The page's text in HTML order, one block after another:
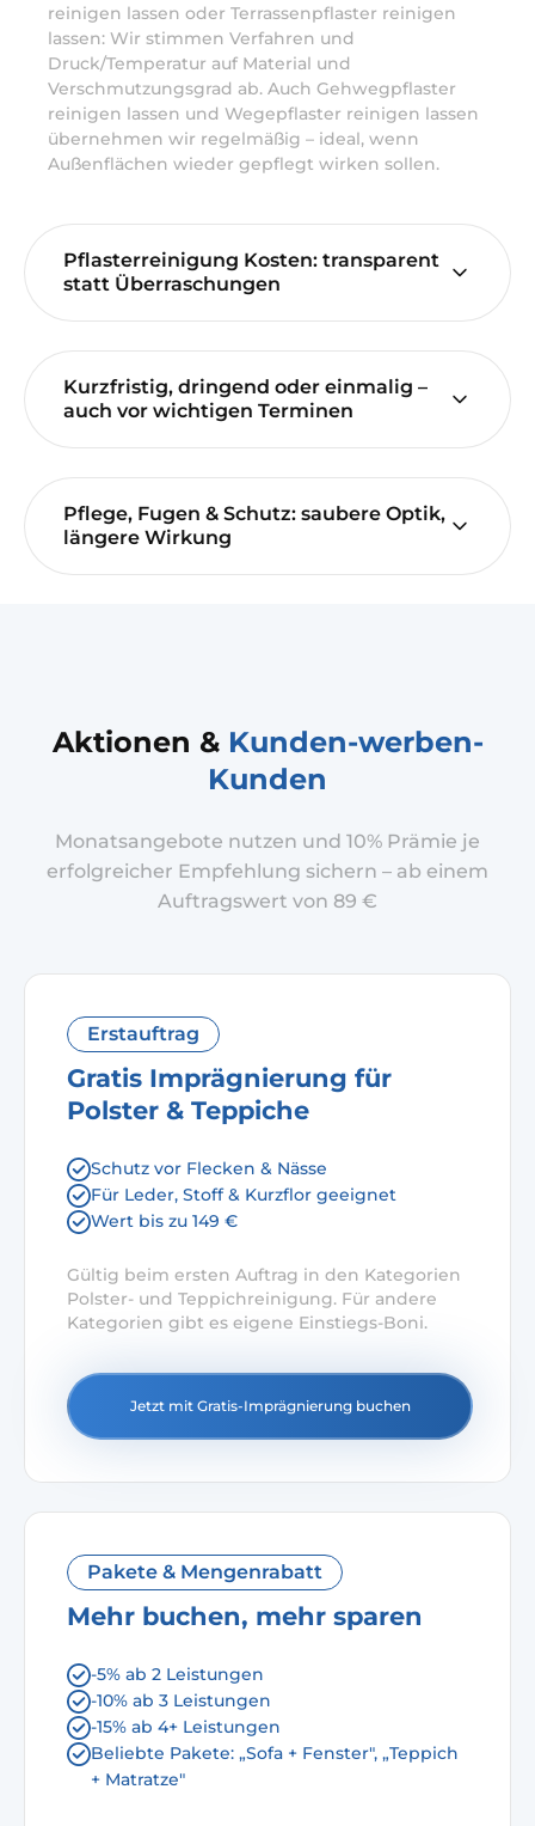
reinigen lassen oder Terrassenpflaster reinigen
lassen: Wir stimmen Verfahren und
Druck/Temperatur auf Material und
Verschmutzungsgrad ab. Auch Gehwegpflaster
reinigen lassen und Wegepflaster reinigen lassen
übernehmen wir regelmäßig – ideal, wenn
Außenflächen wieder gepflegt wirken sollen.
Pflasterreinigung Kosten: transparent
statt Überraschungen
Kurzfristig, dringend oder einmalig –
auch vor wichtigen Terminen
Pflege, Fugen & Schutz: saubere Optik,
längere Wirkung
Aktionen & Kunden-werben-
Kunden
Monatsangebote nutzen und 10% Prämie je
erfolgreicher Empfehlung sichern – ab einem
Auftragswert von 89 €
Erstauftrag
Gratis Imprägnierung für
Polster & Teppiche
Schutz vor Flecken & Nässe
Für Leder, Stoff & Kurzflor geeignet
Wert bis zu 149 €
Gültig beim ersten Auftrag in den Kategorien
Polster- und Teppichreinigung. Für andere
Kategorien gibt es eigene Einstiegs-Boni.
Jetzt mit Gratis-Imprägnierung buchen
Pakete & Mengenrabatt
Mehr buchen, mehr sparen
-5% ab 2 Leistungen
-10% ab 3 Leistungen
-15% ab 4+ Leistungen
Beliebte Pakete: „Sofa + Fenster", „Teppich
+ Matratze"